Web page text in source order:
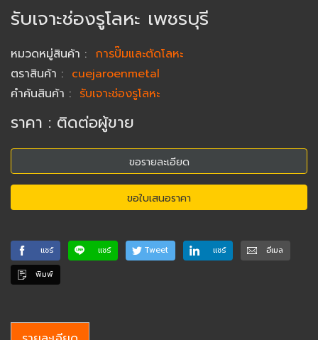
รับเจาะช่องรูโลหะ เพชรบุรี
หมวดหมู่สินค้า : การปั๊มและตัดโลหะ
ตราสินค้า : cuejaroenmetal
คำค้นสินค้า : รับเจาะช่องรูโลหะ
ราคา : ติดต่อผู้ขาย
ขอรายละเอียด
ขอใบเสนอราคา
แชร์ แชร์ Tweet แชร์
อีเมล
พิมพ์